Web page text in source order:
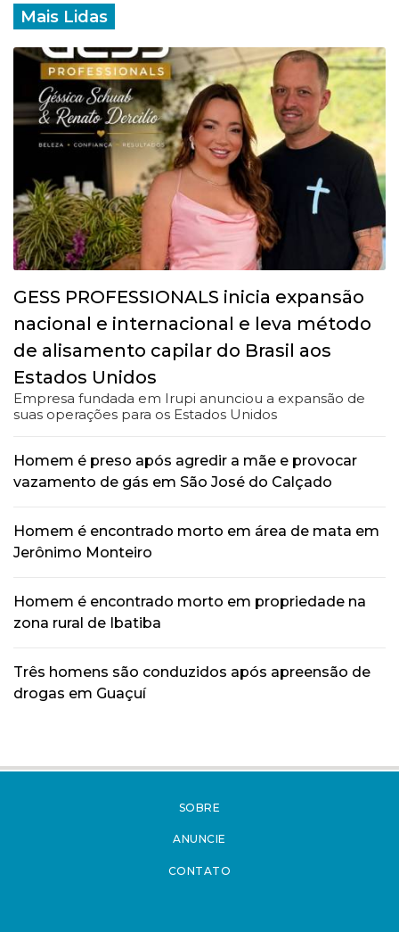
Mais Lidas
GESS PROFESSIONALS inicia expansão
nacional e internacional e leva método
de alisamento capilar do Brasil aos
Estados Unidos
Empresa fundada em Irupi anunciou a expansão de
suas operações para os Estados Unidos
Homem é preso após agredir a mãe e provocar
vazamento de gás em São José do Calçado
Homem é encontrado morto em área de mata em
Jerônimo Monteiro
Homem é encontrado morto em propriedade na
zona rural de Ibatiba
Três homens são conduzidos após apreensão de
drogas em Guaçuí
SOBRE
ANUNCIE
CONTATO